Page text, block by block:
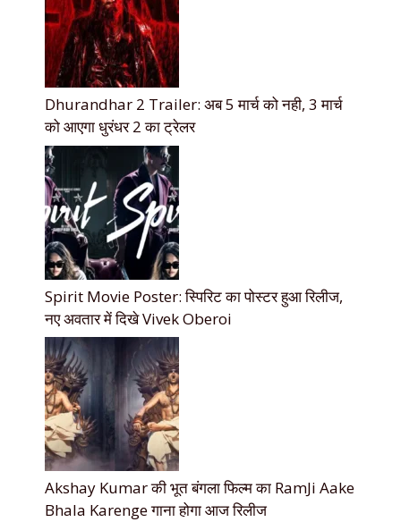
Dhurandhar 2 Trailer: अब 5 मार्च को नही, 3 मार्च
को आएगा धुरंधर 2 का ट्रेलर
Spirit Movie Poster: स्पिरिट का पोस्टर हुआ रिलीज,
नए अवतार में दिखे Vivek Oberoi
Akshay Kumar की भूत बंगला फिल्म का RamJi Aake
Bhala Karenge गाना होगा आज रिलीज